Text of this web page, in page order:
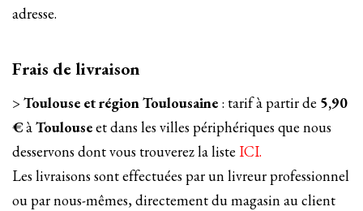
adresse.
Frais de livraison
> Toulouse et région Toulousaine : tarif à partir de 5,90
€àToulouseet dans les villes périphériques que nous
desservons dont vous trouverez la liste ICI.
Les livraisons sont effectuées par un livreur professionnel
ou par nous-mêmes, directement du magasin au client